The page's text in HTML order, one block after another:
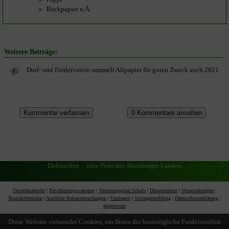
Backpapier u.Ä.
Weitere Beiträge:
Dorf- und Förderverein sammelt Altpapier für guten Zweck auch 2021
Dobitschen ... eine Perle des Altenburger Landes.
Ortsteilkalender Bevölkerungswarnung Vertretungsplan Schule Dürremonitor Veranstaltungen
Kontaktformular| Amtliche Bekanntmachungen| Umfragen| Störungsmeldung| Datenschutzerklärung|
Impressum
Diese Website verwendet Cookies, um Ihnen die bestmögliche Funktionalität